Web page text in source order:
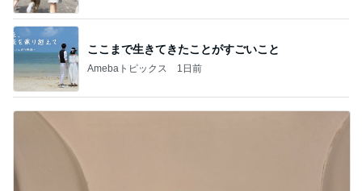
ここまで生きてきたことがすごいこと
Amebaトピックス 1日前